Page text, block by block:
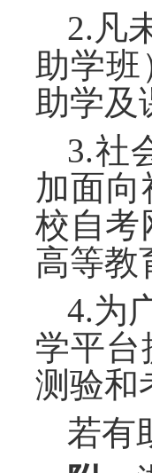
2.凡
助学班
助学及
3.社
加面
校自考
高等教
4.为
学平台
测验和
若有